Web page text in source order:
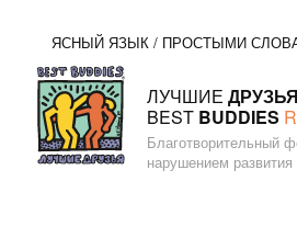
Перейти
к
содержанию
ЯСНЫЙ ЯЗЫК / ПРОСТЫМИ
ЛУЧШИЕ ДРУЗЬЯ
BEST BUDDIES
Благотворительный
нарушением развития